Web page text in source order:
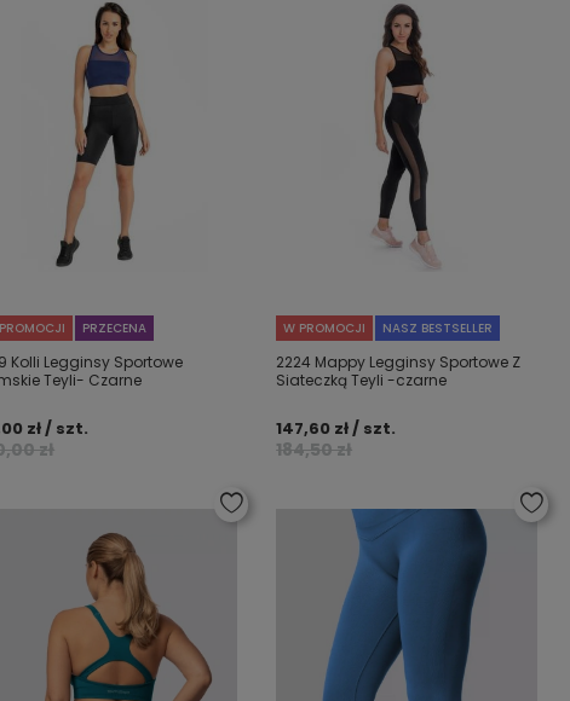
PRZECENA
Kolli Legginsy Sportowe
Teyli- Czarne
zł
zł / szt.
W PROMOCJI NASZ BESTSELLER
2224 Mappy Legginsy Sportowe Z
Siateczką Teyli -czarne
184,50 zł
147,60 zł / szt.